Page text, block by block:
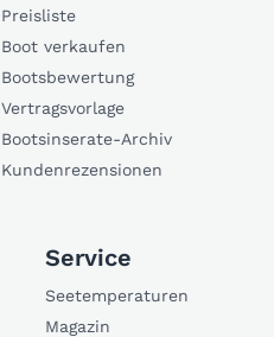
Preisliste
Boot verkaufen
Bootsbewertung
Vertragsvorlage
Bootsinserate-Archiv
Kundenrezensionen
Service
Seetemperaturen
Magazin